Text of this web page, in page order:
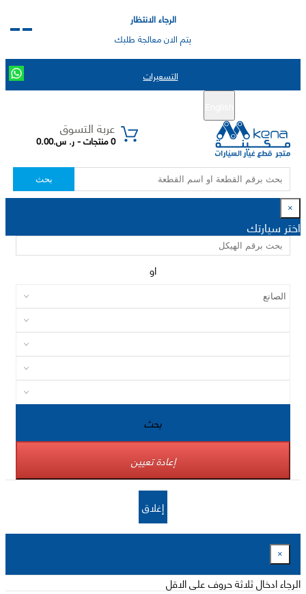
الرجاء الانتظار
يتم الان معالجة طلبك
التسعيرات
عربة التسوق
0 منتجات - ر. س.0.00
بحث
×
اختر سيارتك
او
بحث
إعادة تعيين
إغلاق
×
الرجاء ادخال ثلاثة حروف على الاقل